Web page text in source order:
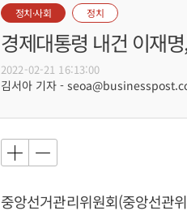
정치·사회 정치
경제대통령 내건 이재
2022-02-21 16:13:00
김서아 기자 -
중앙선거관리위원회(중앙선관